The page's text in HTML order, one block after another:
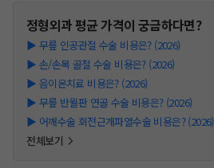
정형외과평균 가격이 궁금하다면?
▶ 무릎 인공관절 수술 비용은? (2026)
▶ 손/손목 골절 수술 비용은? (2026)
▶ 음이온치료 비용은? (2026)
▶ 무릎 반월판 연골 수술 비용은? (2026)
▶ 어깨수술 회전근개파열수술 비용은? (2026)
전체보기